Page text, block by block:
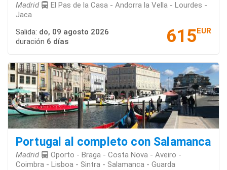
Madrid
El Pas de la Casa - Andorra la Vella - Lourdes -
Jaca
615EUR
Salida: do, 09 agosto 2026
duración 6 días
Portugal al completo con Salamanca
Madrid
Oporto - Braga - Costa Nova - Aveiro -
Coimbra - Lisboa - Sintra - Salamanca - Guarda